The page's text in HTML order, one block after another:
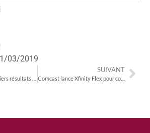
03/2019
SUIVANT
Comcast lance Xfinity Flex pour conserver les « cord cutters » dans son écosystème